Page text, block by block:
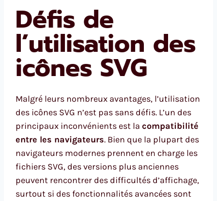
Défis de
l’utilisation des
icônes SVG
Malgré leurs nombreux avantages, l’utilisation
des icônes SVG n’est pas sans défis. L’un des
principaux inconvénients est la compatibilité
entre les navigateurs. Bien que la plupart des
navigateurs modernes prennent en charge les
fichiers SVG, des versions plus anciennes
peuvent rencontrer des difficultés d’affichage,
surtout si des fonctionnalités avancées sont